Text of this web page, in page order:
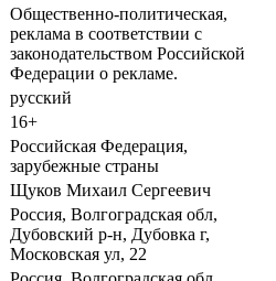
Общественно-политическая,
реклама в соответствии с
законодательством Российской
Федерации о рекламе.
русский
16+
Российская Федерация,
зарубежные страны
Щуков Михаил Сергеевич
Россия, Волгоградская обл,
Дубовский р-н, Дубовка г,
Московская ул, 22